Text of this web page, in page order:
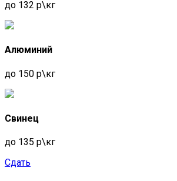
демонтаж, резку, погрузку и
черных металлов. Цены
качества лома металла. Наши
удобным способом.
Прием кабельного лома и
до 132 р\кг
Алюминий
до 150 р\кг
Свинец
до 135 р\кг
Сдать